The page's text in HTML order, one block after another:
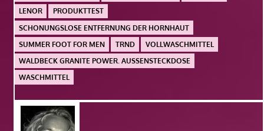
LENOR
PRODUKTTEST
SCHONUNGSLOSE ENTFERNUNG DER HORNHAUT
SUMMER FOOT FOR MEN
TRND
VOLLWASCHMITTEL
WALDBECK GRANITE POWER. AUSSENSTECKDOSE
WASCHMITTEL